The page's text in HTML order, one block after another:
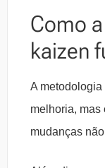
Como
kaizen
A
melhoria, mas
mudanças